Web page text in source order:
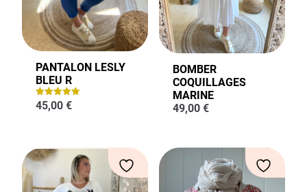
PANTALON LESLY
BLEU R
Note
5.00
45,00 €
BOMBER
COQUILLAGES
MARINE
49,00 €